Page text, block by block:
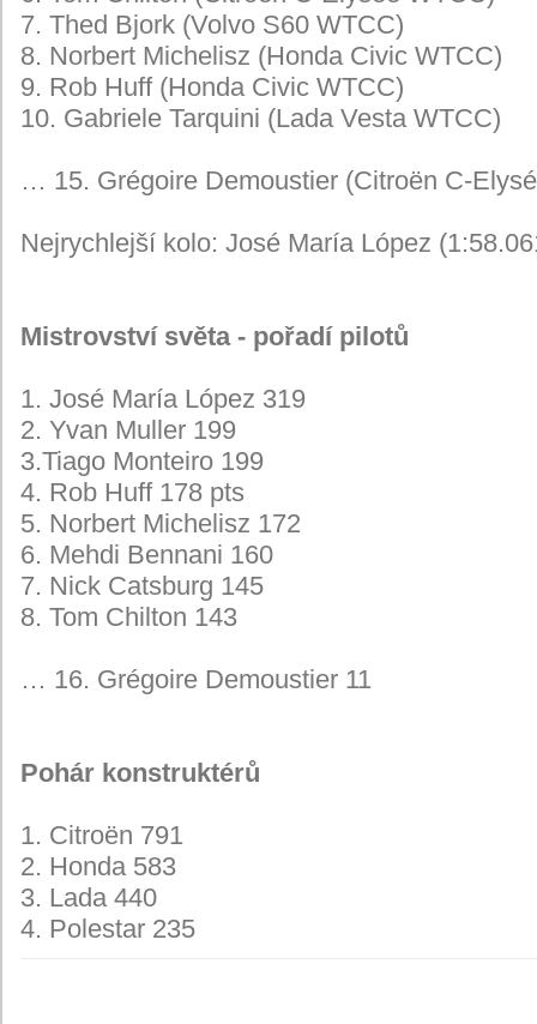
7. Thed Bjork (Volvo S60 WTCC)
8. Norbert Michelisz (Honda Civic WTCC)
9. Rob Huff (Honda Civic WTCC)
10. Gabriele Tarquini (Lada Vesta WTCC)
… 15. Grégoire Demoustier (Citroën C-
Nejrychlejší kolo: José María López
Mistrovství světa - pořadí pilotů
1. José María López 319
2. Yvan Muller 199
3.Tiago Monteiro 199
4. Rob Huff 178 pts
5. Norbert Michelisz 172
6. Mehdi Bennani 160
7. Nick Catsburg 145
8. Tom Chilton 143
… 16. Grégoire Demoustier 11
Pohár konstruktérů
1. Citroën 791
2. Honda 583
3. Lada 440
4. Polestar 235